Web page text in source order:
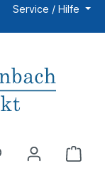
Service / Hilfe